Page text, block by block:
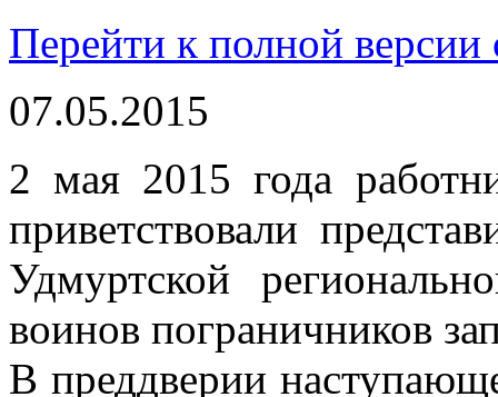
Перейти к полной версии
07.05.2015
2 мая 2015 года
приветствовали
Удмуртской
воинов пограничников
В преддверии